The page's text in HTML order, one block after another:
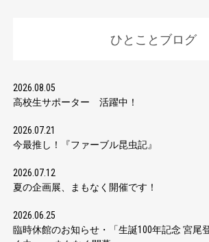
ひとことブログ
2026.08.05
高校生サポーター 活躍中！
2026.07.21
今最推し！『ファーブル昆虫記』
2026.07.12
夏の企画展、まもなく開催です！
2026.06.25
臨時休館のお知らせ・「生誕100年記念 宮尾